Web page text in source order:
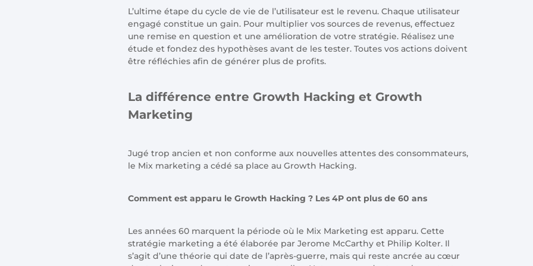
L’ultime étape du cycle de vie de l’utilisateur est le revenu. Chaque utilisateur
engagé constitue un gain. Pour multiplier vos sources de revenus, effectuez
une remise en question et une amélioration de votre stratégie. Réalisez une
étude et fondez des hypothèses avant de les tester. Toutes vos actions doivent
être réfléchies afin de générer plus de profits.
La différence entre Growth Hacking et Growth
Marketing
Jugé trop ancien et non conforme aux nouvelles attentes des consommateurs,
le Mix marketing a cédé sa place au Growth Hacking.
Comment est apparu le Growth Hacking ? Les 4P ont plus de 60 ans
Les années 60 marquent la période où le Mix Marketing est apparu. Cette
stratégie marketing a été élaborée par Jerome McCarthy et Philip Kolter. Il
s’agit d’une théorie qui date de l’après-guerre, mais qui reste ancrée au cœur